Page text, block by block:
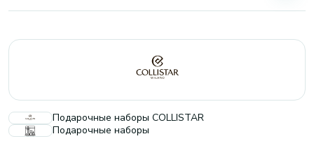
Подарочные наборы COLLISTAR
Подарочные наборы